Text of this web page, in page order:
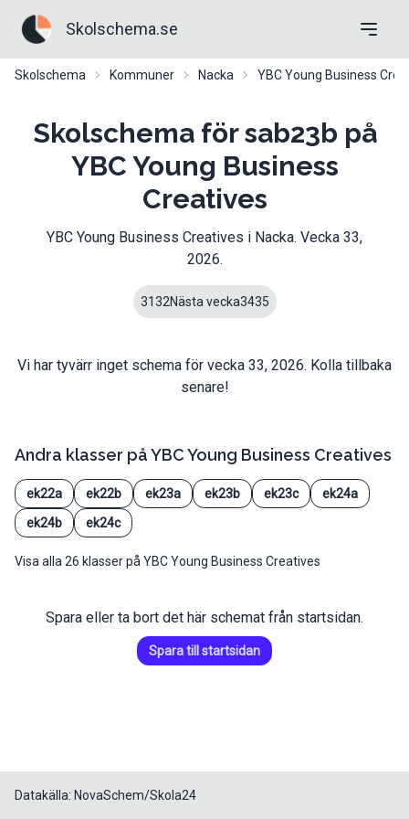
Skolschema.se
Skolschema Kommuner Nacka YBC Young Business
Skolschema för sab23b på
YBC Young Business
Creatives
YBC Young Business Creatives i Nacka. Vecka 33,
2026.
3132Nästa vecka3435
Vi har tyvärr inget schema för vecka 33, 2026. Kolla tillbaka
senare!
Andra klasser påYBC Young Business Creatives
ek22a ek22b ek23a ek23b ek23c
ek24a
ek24b
ek24c
Visa alla 26 klasser på YBC Young Business Creatives
Spara eller ta bort det här schemat från startsidan.
Spara till startsidan
Datakälla: NovaSchem/Skola24